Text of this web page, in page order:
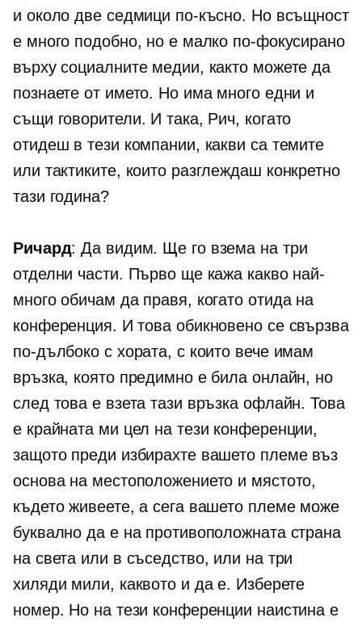
и около две седмици по-късно. Но всъщност
е много подобно, но е малко по-фокусирано
върху социалните медии, както можете да
познаете от името. Но има много едни и
същи говорители. И така, Рич, когато
отидеш в тези компании, какви са темите
или тактиките, които разглеждаш конкретно
тази година?
Ричард: Да видим. Ще го взема на три
отделни части. Първо ще кажа какво най-
много обичам да правя, когато отида на
конференция. И това обикновено се свързва
по-дълбоко с хората, с които вече имам
връзка, която предимно е била онлайн, но
след това е взета тази връзка офлайн. Това
е крайната ми цел на тези конференции,
защото преди избирахте вашето племе въз
основа на местоположението и мястото,
където живеете, а сега вашето племе може
буквално да е на противоположната страна
на света или в съседство, или на три
хиляди мили, каквото и да е. Изберете
номер. Но на тези конференции наистина е